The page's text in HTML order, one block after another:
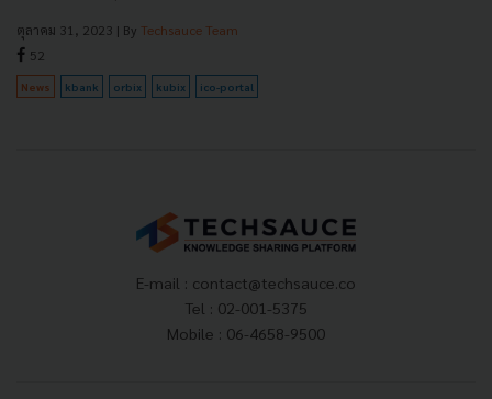
ตุลาคม 31, 2023 | By Techsauce Team
52
News kbank orbix kubix ico-portal
E-mail : contact@techsauce.co
Tel : 02-001-5375
Mobile : 06-4658-9500